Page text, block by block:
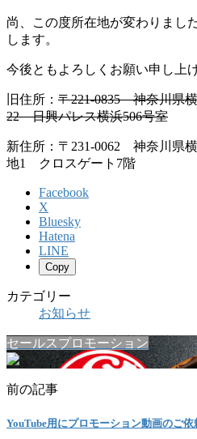
尚、この度所在地が変わりまし
します。
今後ともよろしくお願い申し上
旧住所： 〒221-0835 神奈川県
22 日興パレス横浜506号室
新住所：〒231-0062 神奈川県
地1 クロスゲート7階
Facebook
X
Bluesky
Hatena
LINE
Copy
カテゴリー
お知らせ
セールスプロモーション
前の記事
YouTube用にプロモーション動画のご依